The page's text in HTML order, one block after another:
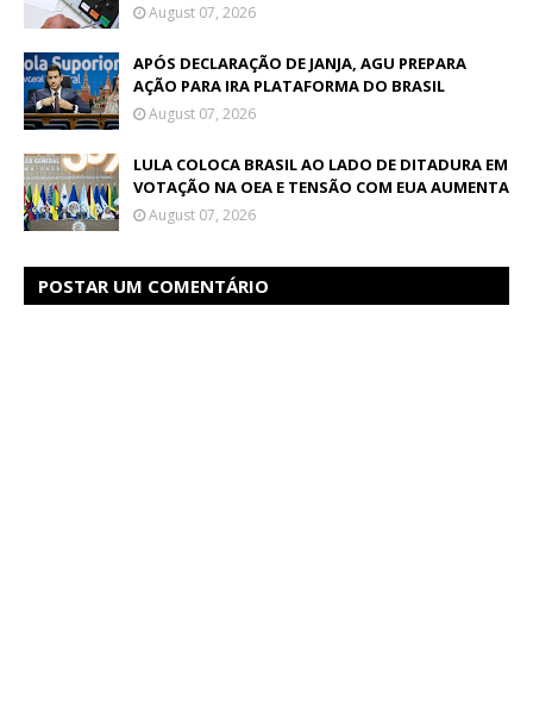
August 07, 2026
APÓS DECLARAÇÃO DE JANJA, AGU PREPARA
AÇÃO PARA IRA PLATAFORMA DO BRASIL
August 07, 2026
LULA COLOCA BRASIL AO LADO DE DITADURA EM
VOTAÇÃO NA OEA E TENSÃO COM EUA AUMENTA
August 07, 2026
POSTAR UM COMENTÁRIO